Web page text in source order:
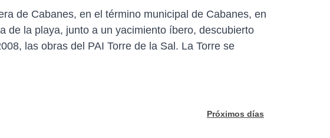
de Cabanes, en el término municipal de Cabanes, en
de la playa, junto a un yacimiento íbero, descubierto
las obras del PAI Torre de la Sal. La Torre se
Próximos días